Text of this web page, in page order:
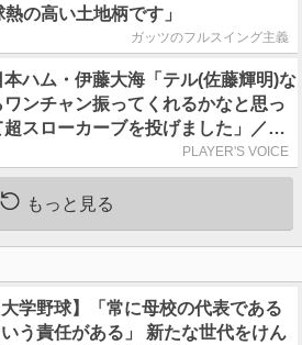
熱の高い土地柄です」
ガッツのフルスイング主義
本ハム・伊藤大海「テル(佐藤輝明)な
ワンチャン振ってくれるかなと思っ
超スローカーブを投げました」／魔
PLAYER'S VOICE
もっと見る
大学野球】「常に母校の代表である
いう責任がある」 新たな世代をけん